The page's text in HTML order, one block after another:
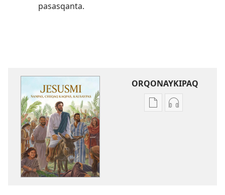
pasasqanta.
ORQONAYKIPAQ
KaypiKaypin